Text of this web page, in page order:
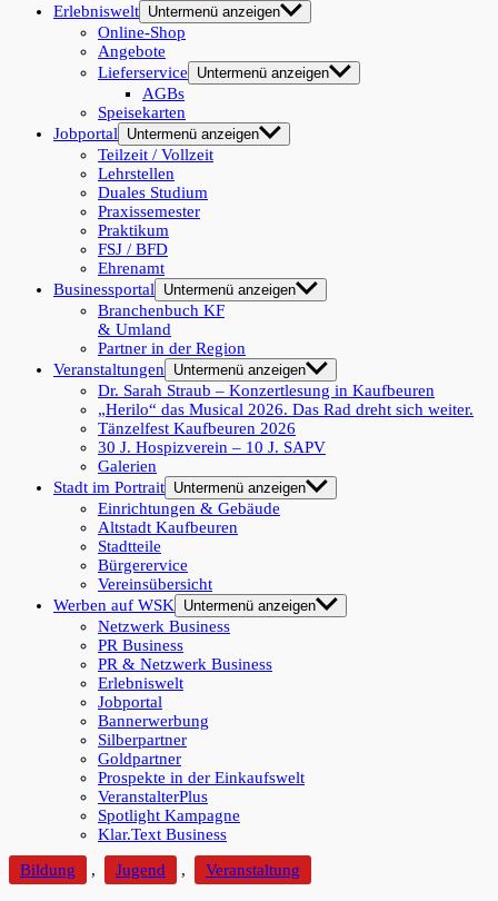
Erlebniswelt Untermenü anzeigen
Online-Shop
Angebote
Lieferservice
Untermenü anzeigen
AGBs
Speisekarten
Jobportal
Untermenü anzeigen
Teilzeit / Vollzeit
Lehrstellen
Duales Studium
Praxissemester
Praktikum
FSJ / BFD
Ehrenamt
Businessportal
Untermenü anzeigen
Branchenbuch KF
& Umland
Partner in der Region
Veranstaltungen
Untermenü anzeigen
Dr. Sarah Straub – Konzertlesung in Kaufbeuren
„Herilo“ das Musical 2026. Das Rad dreht sich weiter.
Tänzelfest Kaufbeuren 2026
30 J. Hospizverein – 10 J. SAPV
Galerien
Stadt im Portrait Untermenü anzeigen
Einrichtungen & Gebäude
Altstadt Kaufbeuren
Stadtteile
Bürgerervice
Vereinsübersicht
Werben auf WSK
Untermenü anzeigen
Netzwerk Business
PR Business
PR & Netzwerk Business
Erlebniswelt
Jobportal
Bannerwerbung
Silberpartner
Goldpartner
Prospekte in der Einkaufswelt
VeranstalterPlus
Spotlight Kampagne
Klar.Text Business
Bildung
, Jugend , Veranstaltung